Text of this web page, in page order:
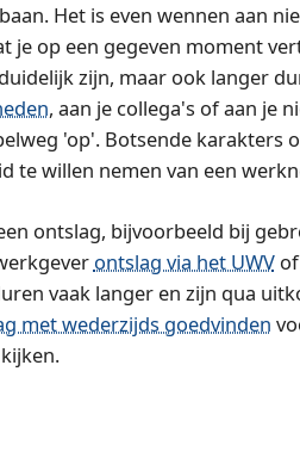
Het is even wennen aan
je op een gegeven moment
zijn, maar ook langer
, aan je collega's of aan je
'op'. Botsende karakters
te willen nemen van een
ontslag, bijvoorbeeld bij
ontslag via het UWVof
vaak langer en zijn qua
met wederzijds goedvinden